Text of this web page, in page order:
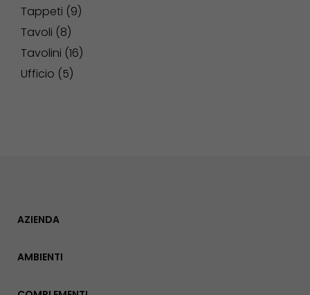
Tappeti 9
Tavoli 8
Tavolini 16
Ufficio
5
AZIENDA
AMBIENTI